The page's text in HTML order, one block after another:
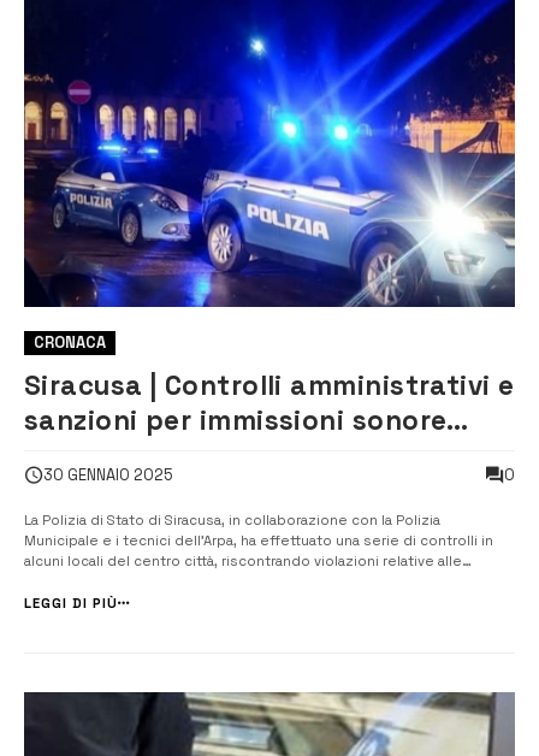
CRONACA
Siracusa | Controlli amministrativi e
sanzioni per immissioni sonore
30 GENNAIO 2025 0
La Polizia di Stato di Siracusa, in collaborazione con la Polizia
Municipale e i tecnici dell’Arpa, ha effettuato una serie di controlli in
alcuni locali del centro città, riscontrando violazioni relative alle
multati per non aver rispettato le normative acustiche. Il prim...
LEGGI DI PIÙ